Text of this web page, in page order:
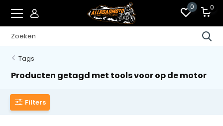
0 0
Tags
Producten getagd met tools voor op de motor
Filters